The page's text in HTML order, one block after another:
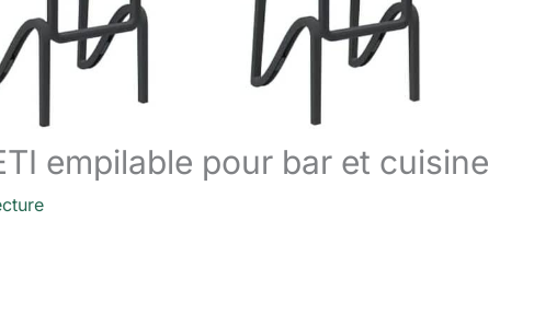
empilable pour bar et cuisine